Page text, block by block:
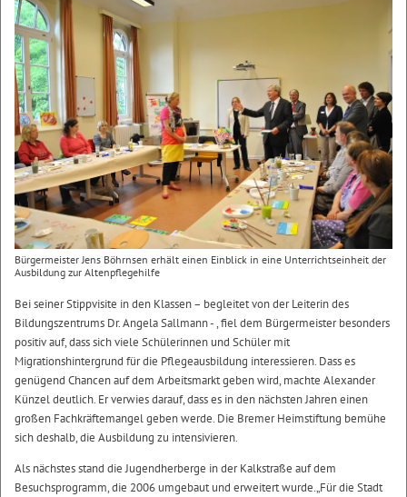
Bürgermeister Jens Böhrnsen erhält einen Einblick in eine Unterrichtseinheit der
Ausbildung zur Altenpflegehilfe
Bei seiner Stippvisite in den Klassen – begleitet von der Leiterin des
Bildungszentrums Dr. Angela Sallmann - , fiel dem Bürgermeister besonders
positiv auf, dass sich viele Schülerinnen und Schüler mit
Migrationshintergrund für die Pflegeausbildung interessieren. Dass es
genügend Chancen auf dem Arbeitsmarkt geben wird, machte Alexander
Künzel deutlich. Er verwies darauf, dass es in den nächsten Jahren einen
großen Fachkräftemangel geben werde. Die Bremer Heimstiftung bemühe
sich deshalb, die Ausbildung zu intensivieren.
Als nächstes stand die Jugendherberge in der Kalkstraße auf dem
Besuchsprogramm, die 2006 umgebaut und erweitert wurde.„Für die Stadt